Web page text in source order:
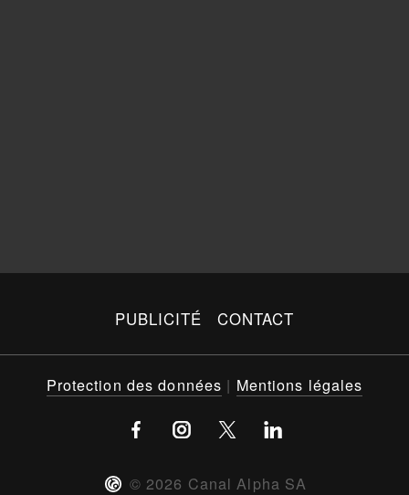
PUBLICITÉ CONTACT
© 2026 Canal Alpha SA
Protection des données | Mentions légales